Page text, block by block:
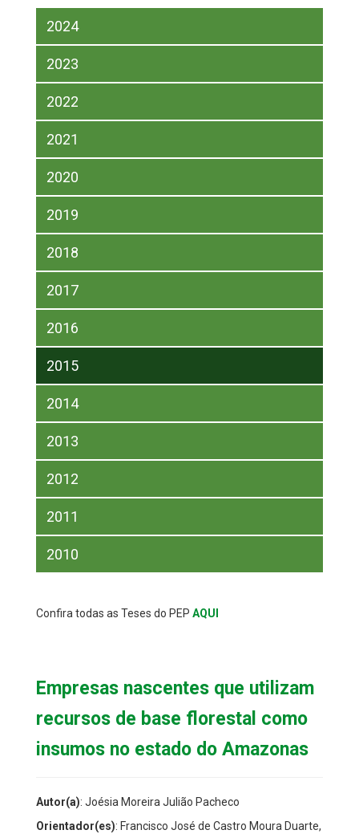
2024
2023
2022
2021
2020
2019
2018
2017
2016
2015
2014
2013
2012
2011
2010
Confira todas as Teses do PEP AQUI
Empresas nascentes que utilizam
recursos de base florestal como
insumos no estado do Amazonas
Autor(a): Joésia Moreira Julião Pacheco
Orientador(es): Francisco José de Castro Moura Duarte,